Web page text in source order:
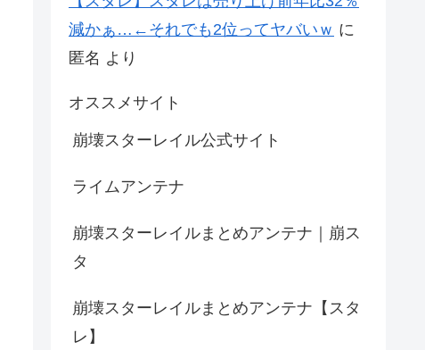
減かぁ…←それでも2位ってヤバいｗ に
匿名 より
オススメサイト
崩壊スターレイル公式サイト
ライムアンテナ
崩壊スターレイルまとめアンテナ｜崩ス
タ
崩壊スターレイルまとめアンテナ【スタ
レ】